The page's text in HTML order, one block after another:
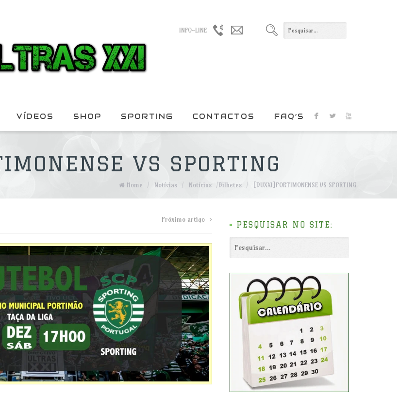
F L X
INFO-LINE
965021330geral@duxxi.org
VÍDEOS SHOP SPORTING CONTACTOS FAQ’S
VS SPORTING
Home / Notícias / Notícias /Bilhetes / [DUXXI]PORTIMONENSE VS SPORTING
Próximo artigo
PESQUISAR NO SITE: